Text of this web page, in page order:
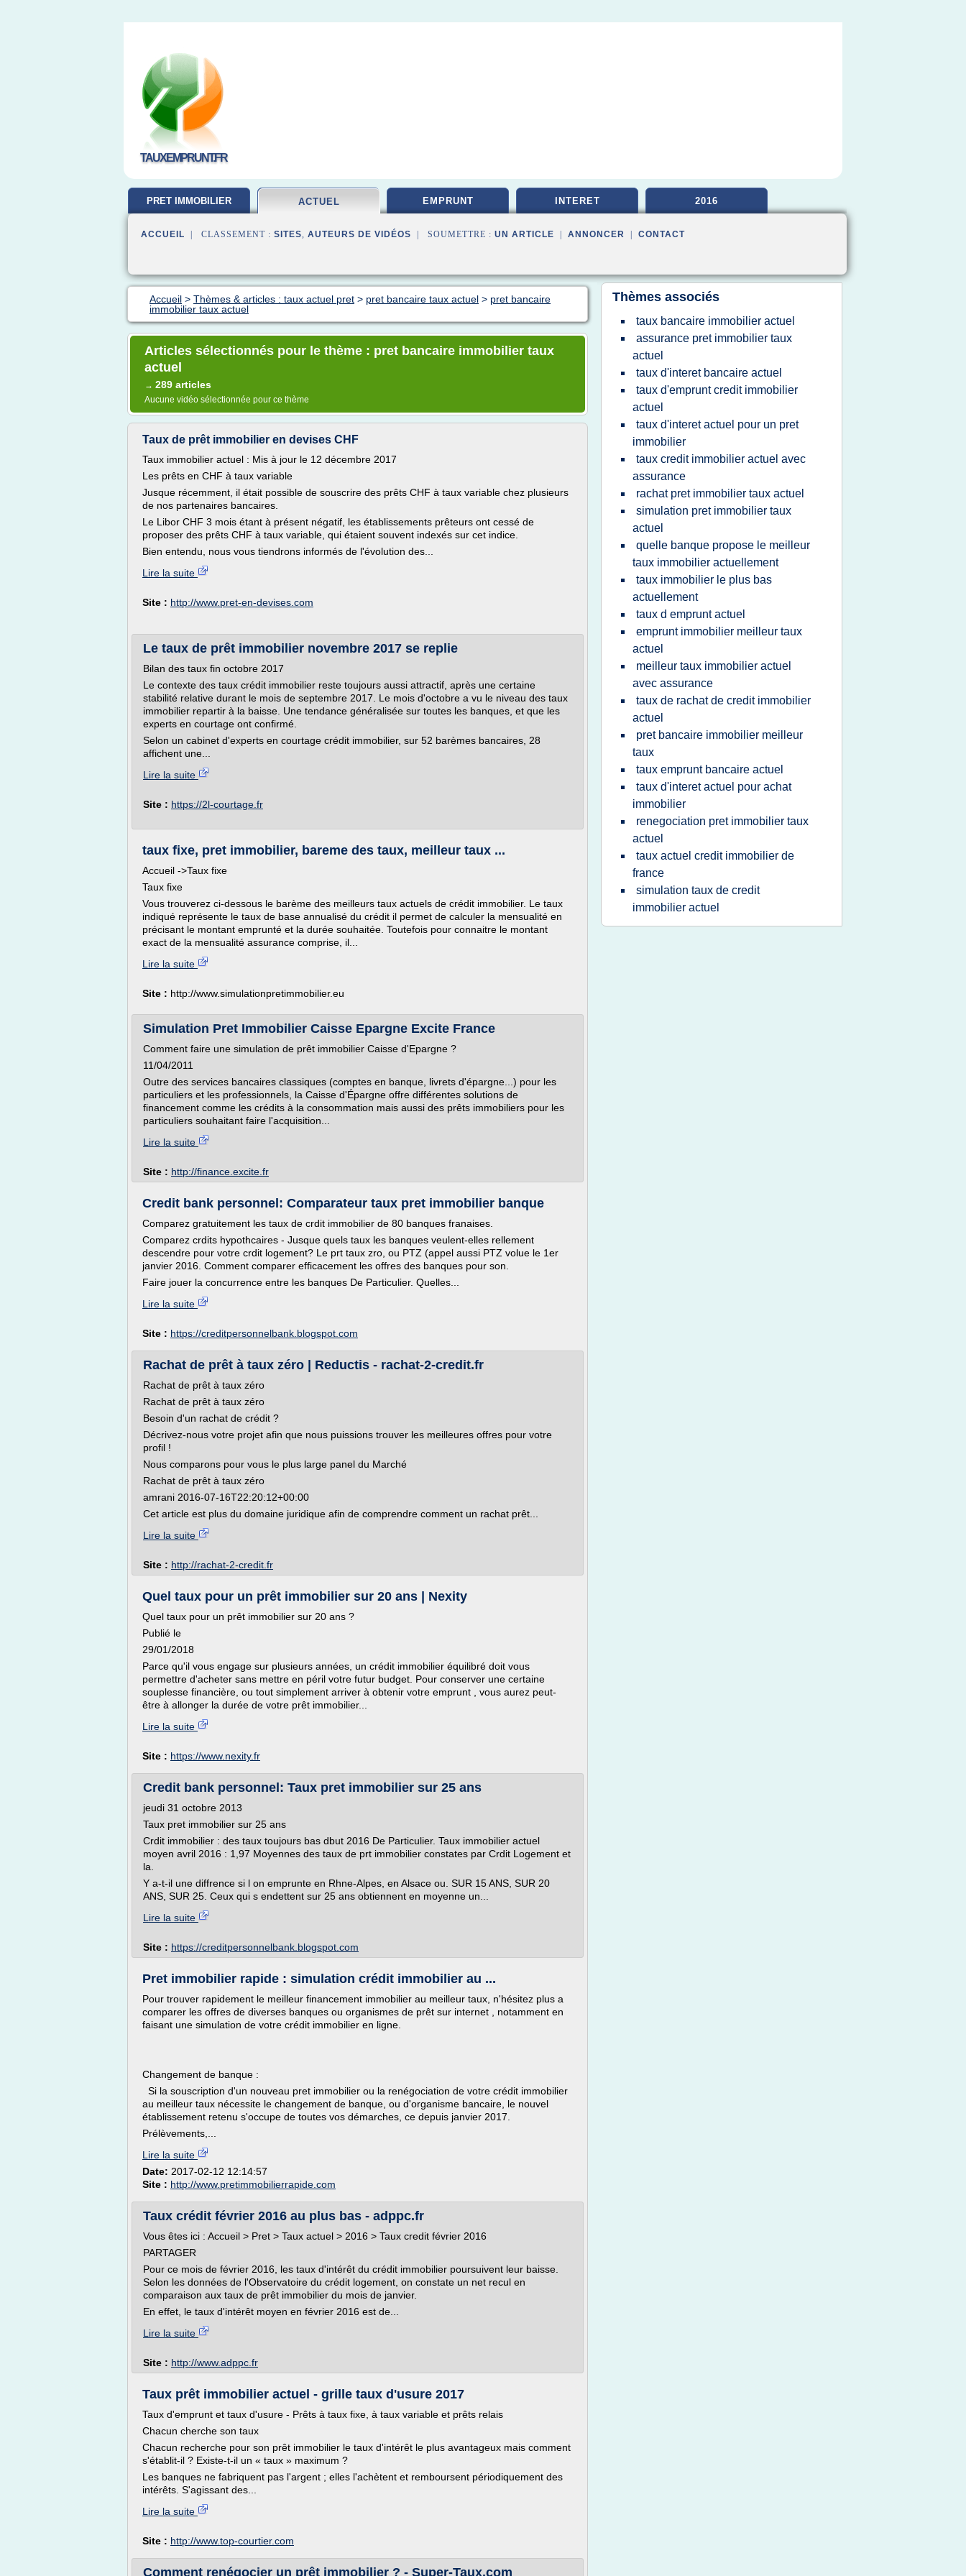
TAUXEMPRUNT.FR
PRET IMMOBILIER ACTUEL EMPRUNT INTERET 2016
ACCUEIL | CLASSEMENT : SITES, AUTEURS DE VIDÉOS | SOUMETTRE : UN ARTICLE ANNONCER CONTACT
Accueil > Thèmes & articles : taux actuel pret > pret bancaire taux actuel > pret bancaire
immobilier taux actuel
Articles sélectionnés pour le thème : pret bancaire immobilier taux
actuel
→ 289 articles
Aucune vidéo sélectionnée pour ce thème
Taux de prêt immobilier en devises CHF
Taux immobilier actuel : Mis à jour le 12 décembre 2017
Les prêts en CHF à taux variable
Jusque récemment, il était possible de souscrire des prêts CHF à taux variable chez plusieurs
de nos partenaires bancaires.
Le Libor CHF 3 mois étant à présent négatif, les établissements prêteurs ont cessé de
proposer des prêts CHF à taux variable, qui étaient souvent indexés sur cet indice.
Bien entendu, nous vous tiendrons informés de l'évolution des...
Lire la suite
Site : http://www.pret-en-devises.com
Le taux de prêt immobilier novembre 2017 se replie
Bilan des taux fin octobre 2017
Le contexte des taux crédit immobilier reste toujours aussi attractif, après une certaine
stabilité relative durant le mois de septembre 2017. Le mois d'octobre a vu le niveau des taux
immobilier repartir à la baisse. Une tendance généralisée sur toutes les banques, et que les
experts en courtage ont confirmé.
Selon un cabinet d'experts en courtage crédit immobilier, sur 52 barèmes bancaires, 28
affichent une...
Lire la suite
Site : https://2l-courtage.fr
taux fixe, pret immobilier, bareme des taux, meilleur taux ...
Accueil ->Taux fixe
Taux fixe
Vous trouverez ci-dessous le barème des meilleurs taux actuels de crédit immobilier. Le taux
indiqué représente le taux de base annualisé du crédit il permet de calculer la mensualité en
précisant le montant emprunté et la durée souhaitée. Toutefois pour connaitre le montant
exact de la mensualité assurance comprise, il...
Lire la suite
Site : http://www.simulationpretimmobilier.eu
Simulation Pret Immobilier Caisse Epargne Excite France
Comment faire une simulation de prêt immobilier Caisse d'Epargne ?
11/04/2011
Outre des services bancaires classiques (comptes en banque, livrets d'épargne...) pour les
particuliers et les professionnels, la Caisse d'Épargne offre différentes solutions de
financement comme les crédits à la consommation mais aussi des prêts immobiliers pour les
particuliers souhaitant faire l'acquisition...
Lire la suite
Site : http://finance.excite.fr
Credit bank personnel: Comparateur taux pret immobilier banque
Comparez gratuitement les taux de crdit immobilier de 80 banques franaises.
Comparez crdits hypothcaires - Jusque quels taux les banques veulent-elles rellement
descendre pour votre crdit logement? Le prt taux zro, ou PTZ (appel aussi PTZ volue le 1er
janvier 2016. Comment comparer efficacement les offres des banques pour son.
Faire jouer la concurrence entre les banques De Particulier. Quelles...
Lire la suite
Site : https://creditpersonnelbank.blogspot.com
Rachat de prêt à taux zéro | Reductis - rachat-2-credit.fr
Rachat de prêt à taux zéro
Rachat de prêt à taux zéro
Besoin d'un rachat de crédit ?
Décrivez-nous votre projet afin que nous puissions trouver les meilleures offres pour votre
profil !
Nous comparons pour vous le plus large panel du Marché
Rachat de prêt à taux zéro
amrani 2016-07-16T22:20:12+00:00
Cet article est plus du domaine juridique afin de comprendre comment un rachat prêt...
Lire la suite
Site : http://rachat-2-credit.fr
Quel taux pour un prêt immobilier sur 20 ans | Nexity
Quel taux pour un prêt immobilier sur 20 ans ?
Publié le
29/01/2018
Parce qu'il vous engage sur plusieurs années, un crédit immobilier équilibré doit vous
permettre d'acheter sans mettre en péril votre futur budget. Pour conserver une certaine
souplesse financière, ou tout simplement arriver à obtenir votre emprunt , vous aurez peut-
être à allonger la durée de votre prêt immobilier...
Lire la suite
Site : https://www.nexity.fr
Credit bank personnel: Taux pret immobilier sur 25 ans
jeudi 31 octobre 2013
Taux pret immobilier sur 25 ans
Crdit immobilier : des taux toujours bas dbut 2016 De Particulier. Taux immobilier actuel
moyen avril 2016 : 1,97 Moyennes des taux de prt immobilier constates par Crdit Logement et
la.
Y a-t-il une diffrence si l on emprunte en Rhne-Alpes, en Alsace ou. SUR 15 ANS, SUR 20
ANS, SUR 25. Ceux qui s endettent sur 25 ans obtiennent en moyenne un...
Lire la suite
Site : https://creditpersonnelbank.blogspot.com
Pret immobilier rapide : simulation crédit immobilier au ...
Pour trouver rapidement le meilleur financement immobilier au meilleur taux, n'hésitez plus a
comparer les offres de diverses banques ou organismes de prêt sur internet , notamment en
faisant une simulation de votre crédit immobilier en ligne.
Changement de banque :
Si la souscription d'un nouveau pret immobilier ou la renégociation de votre crédit immobilier
au meilleur taux nécessite le changement de banque, ou d'organisme bancaire, le nouvel
établissement retenu s'occupe de toutes vos démarches, ce depuis janvier 2017.
Prélèvements,...
Lire la suite
Date: 2017-02-12 12:14:57
Site : http://www.pretimmobilierrapide.com
Taux crédit février 2016 au plus bas - adppc.fr
Vous êtes ici : Accueil > Pret > Taux actuel > 2016 > Taux credit février 2016
PARTAGER
Pour ce mois de février 2016, les taux d'intérêt du crédit immobilier poursuivent leur baisse.
Selon les données de l'Observatoire du crédit logement, on constate un net recul en
comparaison aux taux de prêt immobilier du mois de janvier.
En effet, le taux d'intérêt moyen en février 2016 est de...
Lire la suite
Site : http://www.adppc.fr
Taux prêt immobilier actuel - grille taux d'usure 2017
Taux d'emprunt et taux d'usure - Prêts à taux fixe, à taux variable et prêts relais
Chacun cherche son taux
Chacun recherche pour son prêt immobilier le taux d'intérêt le plus avantageux mais comment
s'établit-il ? Existe-t-il un « taux » maximum ?
Les banques ne fabriquent pas l'argent ; elles l'achètent et remboursent périodiquement des
intérêts. S'agissant des...
Lire la suite
Site : http://www.top-courtier.com
Comment renégocier un prêt immobilier ? - Super-Taux.com
Thèmes associés
taux bancaire immobilier actuel
assurance pret immobilier taux
actuel
taux d'interet bancaire actuel
taux d'emprunt credit immobilier
actuel
taux d'interet actuel pour un pret
immobilier
taux credit immobilier actuel avec
assurance
rachat pret immobilier taux actuel
simulation pret immobilier taux
actuel
quelle banque propose le meilleur
taux immobilier actuellement
taux immobilier le plus bas
actuellement
taux d emprunt actuel
emprunt immobilier meilleur taux
actuel
meilleur taux immobilier actuel
avec assurance
taux de rachat de credit immobilier
actuel
pret bancaire immobilier meilleur
taux
taux emprunt bancaire actuel
taux d'interet actuel pour achat
immobilier
renegociation pret immobilier taux
actuel
taux actuel credit immobilier de
france
simulation taux de credit
immobilier actuel